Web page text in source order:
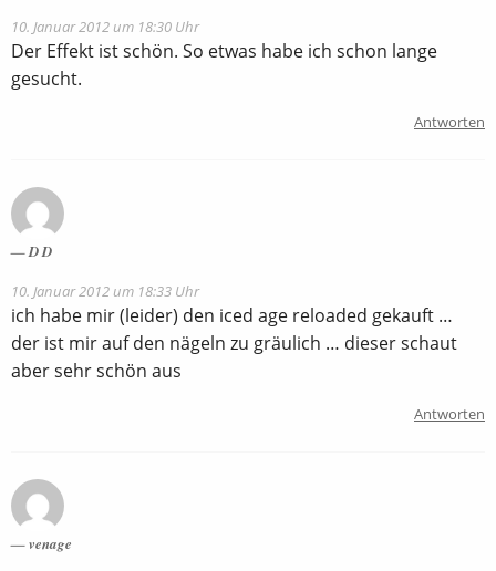
10. Januar 2012 um 18:30 Uhr
Der Effekt ist schön. So etwas habe ich schon lange
gesucht.
Antworten
D D
10. Januar 2012 um 18:33 Uhr
ich habe mir (leider) den iced age reloaded gekauft …
der ist mir auf den nägeln zu gräulich … dieser schaut
aber sehr schön aus
Antworten
venage